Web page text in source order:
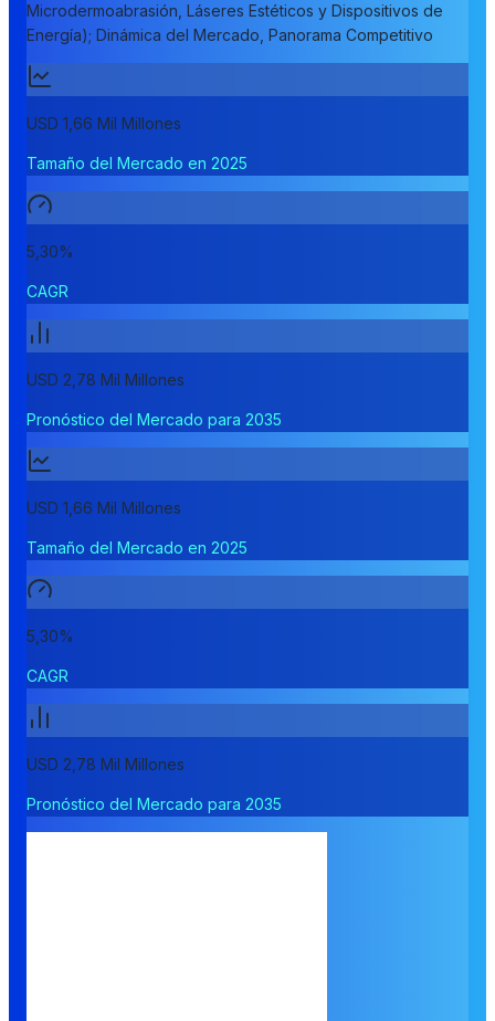
Microdermoabrasión, Láseres Estéticos y Dispositivos de
Energía); Dinámica del Mercado, Panorama Competitivo
USD 1,66 Mil Millones
Tamaño del Mercado en 2025
5,30%
CAGR
USD 2,78 Mil Millones
Pronóstico del Mercado para 2035
USD 1,66 Mil Millones
Tamaño del Mercado en 2025
5,30%
CAGR
USD 2,78 Mil Millones
Pronóstico del Mercado para 2035